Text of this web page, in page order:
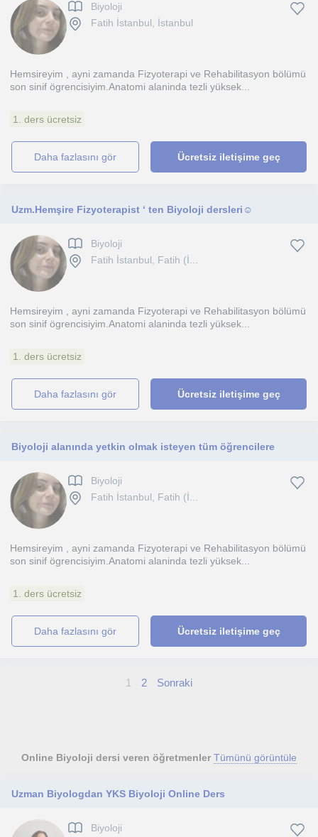
Biyoloji
Fatih İstanbul, İstanbul
Hemsireyim , ayni zamanda Fizyoterapi ve Rehabilitasyon bölümü
son sinif ögrencisiyim.Anatomi alaninda tezli yüksek...
1. ders ücretsiz
daha fazlasını gör Ücretsiz iletişime geç
Uzm.Hemşire Fizyoterapist ‘ ten Biyoloji dersleri☺️
Biyoloji
Fatih İstanbul, Fatih (İ...
Hemsireyim , ayni zamanda Fizyoterapi ve Rehabilitasyon bölümü
son sinif ögrencisiyim.Anatomi alaninda tezli yüksek...
1. ders ücretsiz
daha fazlasını gör Ücretsiz iletişime geç
Biyoloji alanında yetkin olmak isteyen tüm öğrencilere
Biyoloji
Fatih İstanbul, Fatih (İ...
Hemsireyim , ayni zamanda Fizyoterapi ve Rehabilitasyon bölümü
son sinif ögrencisiyim.Anatomi alaninda tezli yüksek...
1. ders ücretsiz
daha fazlasını gör Ücretsiz iletişime geç
1 2 Sonraki
Online Biyoloji dersi veren öğretmenler Tümünü görüntüle
Uzman Biyologdan YKS Biyoloji Online Ders
Biyoloji